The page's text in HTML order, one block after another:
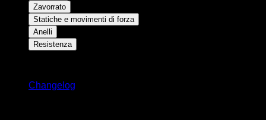
Zavorrato
Statiche e movimenti di forza
Anelli
Resistenza
Changelog